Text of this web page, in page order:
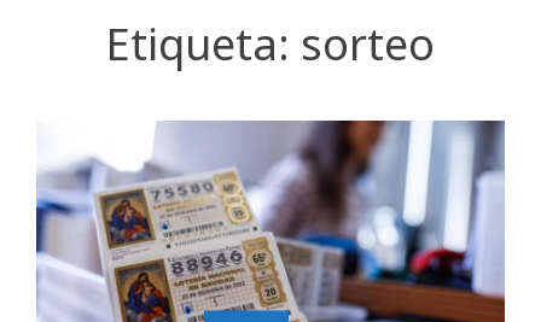
Etiqueta: sorteo